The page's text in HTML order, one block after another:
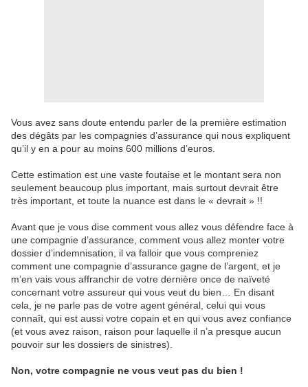
Vous avez sans doute entendu parler de la première estimation
des dégâts par les compagnies d’assurance qui nous expliquent
qu’il y en a pour au moins 600 millions d’euros.
Cette estimation est une vaste foutaise et le montant sera non
seulement beaucoup plus important, mais surtout devrait être
très important, et toute la nuance est dans le « devrait » !!
Avant que je vous dise comment vous allez vous défendre face à
une compagnie d’assurance, comment vous allez monter votre
dossier d’indemnisation, il va falloir que vous compreniez
comment une compagnie d’assurance gagne de l’argent, et je
m’en vais vous affranchir de votre dernière once de naïveté
concernant votre assureur qui vous veut du bien… En disant
cela, je ne parle pas de votre agent général, celui qui vous
connaît, qui est aussi votre copain et en qui vous avez confiance
(et vous avez raison, raison pour laquelle il n’a presque aucun
pouvoir sur les dossiers de sinistres).
Non, votre compagnie ne vous veut pas du bien !